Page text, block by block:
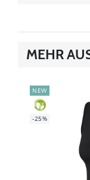
MEHR
NEW
GREEN
-25%